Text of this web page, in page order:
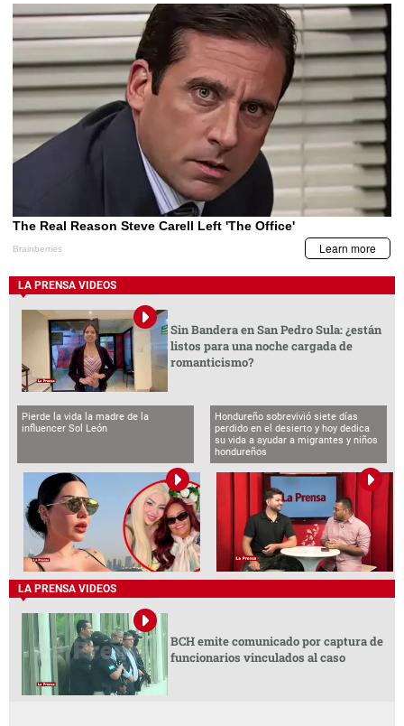
LA PRENSA VIDEOS
Sin Bandera en San Pedro Sula: ¿están
listos para una noche cargada de
romanticismo?
Pierde la vida la madre de la
influencer Sol León
Hondureño sobrevivió siete días
perdido en el desierto y hoy dedica
su vida a ayudar a migrantes y niños
hondureños
LA PRENSA VIDEOS
BCH emite comunicado por captura de
funcionarios vinculados al caso